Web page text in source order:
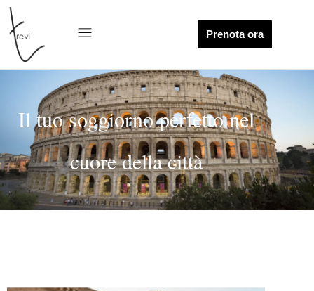
Prenota ora
Il tuo soggiorno perfetto nel
cuore della città